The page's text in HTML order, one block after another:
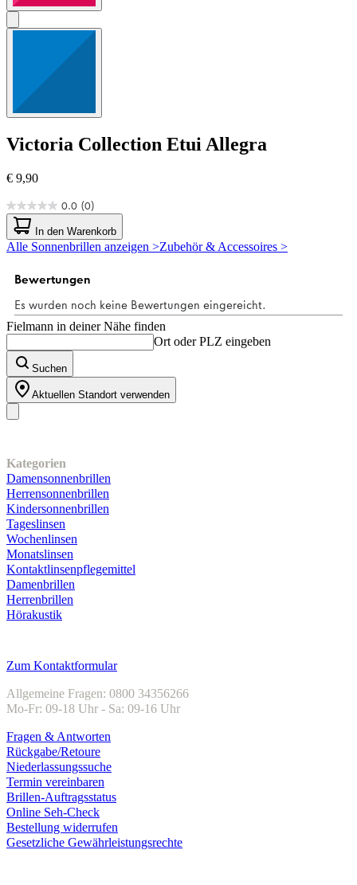
Victoria Collection Etui Allegra
€ 9,90
0.0 (0)
0.0
von
5
Sternen.
In den Warenkorb
Alle Sonnenbrillen anzeigen >Zubehör & Accessoires >
Fielmann in deiner Nähe finden
Ort oder PLZ eingeben
Suchen
Aktuellen Standort verwenden
Kategorien
Damensonnenbrillen
Herrensonnenbrillen
Kindersonnenbrillen
Tageslinsen
Wochenlinsen
Monatslinsen
Kontaktlinsenpflegemittel
Damenbrillen
Herrenbrillen
Hörakustik
Zum Kontaktformular
Allgemeine Fragen: 0800 34356266
Mo-Fr: 09-18 Uhr - Sa: 09-16 Uhr
Fragen & Antworten
Rückgabe/Retoure
Niederlassungssuche
Termin vereinbaren
Brillen-Auftragsstatus
Online Seh-Check
Bestellung widerrufen
Gesetzliche Gewährleistungsrechte